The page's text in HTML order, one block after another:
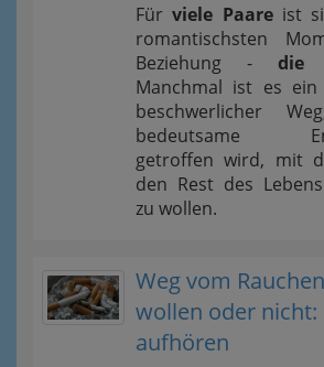
Fürviele Paareist
romantischsten
Beziehung - die
Manchmal ist es
beschwerlicher
bedeutsame
getroffen wird, mit
den Rest des
zu wollen.
Weg vom
wollen oder nicht:
aufhören